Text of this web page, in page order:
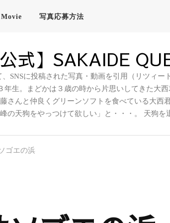
写真応募方法
公式】SAKAIDE
SNSに投稿された写真・動画を引用（リツィ
生。まどかは３歳の時から片思いしてきた大
さんと仲良くグリーンソフトを食べている大
の天狗をやっつけて欲しい」と・・・。 天狗
ゴエの浜